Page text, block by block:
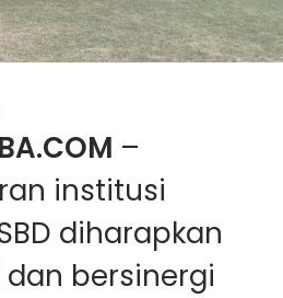
–
institusi
diharapkan
bersinergi